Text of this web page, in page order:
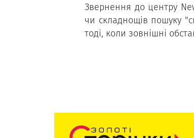
Звернення до центру
чи складнощів пошуку
тоді, коли зовнішні